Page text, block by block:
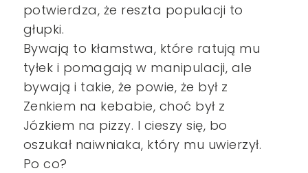
potwierdza, że reszta populacji to
głupki.
Bywają to kłamstwa, które ratują mu
tyłek i pomagają w manipulacji, ale
bywają i takie, że powie, że był z
Zenkiem na kebabie, choć był z
Józkiem na pizzy. I cieszy się, bo
oszukał naiwniaka, który mu uwierzył.
Po co?